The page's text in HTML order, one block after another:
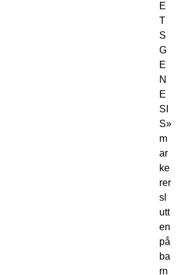
E
T
S
G
E
N
E
SI
S»
m
ar
ke
rer
sl
utt
en
på
ba
rn